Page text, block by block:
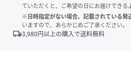
ていただくと、ご希望の日にお届けできる
※日時指定がない場合、記載されている発
いますので、あらかじめご了承ください。
local_shipping3,980円以上の購入で送料無料